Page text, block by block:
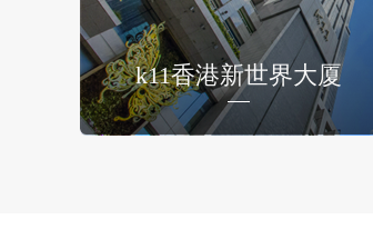
k11香港新世界大厦